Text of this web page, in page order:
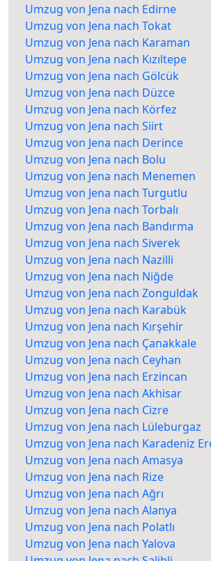
Umzug von Jena nach Edirne
Umzug von Jena nach Tokat
Umzug von Jena nach Karaman
Umzug von Jena nach Kızıltepe
Umzug von Jena nach Gölcük
Umzug von Jena nach Düzce
Umzug von Jena nach Körfez
Umzug von Jena nach Siirt
Umzug von Jena nach Derince
Umzug von Jena nach Bolu
Umzug von Jena nach Menemen
Umzug von Jena nach Turgutlu
Umzug von Jena nach Torbalı
Umzug von Jena nach Bandırma
Umzug von Jena nach Siverek
Umzug von Jena nach Nazilli
Umzug von Jena nach Niğde
Umzug von Jena nach Zonguldak
Umzug von Jena nach Karabük
Umzug von Jena nach Kırşehir
Umzug von Jena nach Çanakkale
Umzug von Jena nach Ceyhan
Umzug von Jena nach Erzincan
Umzug von Jena nach Akhisar
Umzug von Jena nach Cizre
Umzug von Jena nach Lüleburgaz
Umzug von Jena nach Karadeniz
Umzug von Jena nach Amasya
Umzug von Jena nach Rize
Umzug von Jena nach Ağrı
Umzug von Jena nach Alanya
Umzug von Jena nach Polatlı
Umzug von Jena nach Yalova